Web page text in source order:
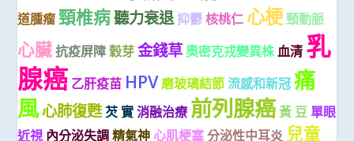
道腫瘤 頸椎病聽力衰退 抑鬱 核桃仁 心梗頸動脈
心臟 抗疫屏障 穀芽 金錢草奧密克戎變異株血清 乳
腺癌 乙肝疫苗 HPV磨玻璃結節 流感和新冠 痛
風心肺復甦 芡 實 消融治療 前列腺癌 黃 豆 單眼
近視 內分泌失調 精氣神 心肌梗塞 分泌性中耳炎 兒童